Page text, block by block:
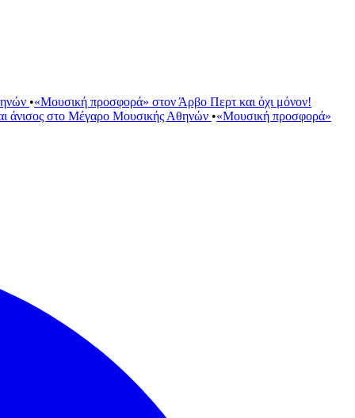
•«Μουσική προσφορά» στον Άρβο Περτ και όχι μόνον!
άνισος στο Μέγαρο Μουσικής Αθηνών •«Μουσική προσφορά»